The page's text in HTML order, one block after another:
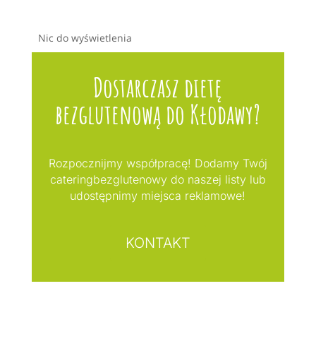
Nic do wyświetlenia
Dostarczasz dietę
bezglutenową do Kłodawy?
Rozpocznijmy współpracę! Dodamy Twój
cateringbezglutenowy do naszej listy lub
udostępnimy miejsca reklamowe!
KONTAKT